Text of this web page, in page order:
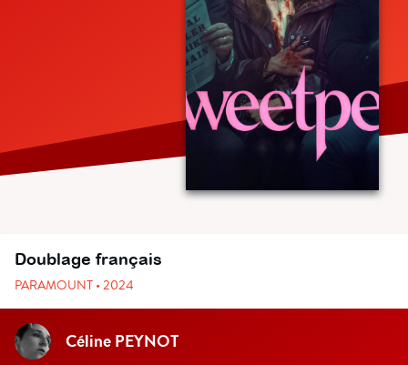
Doublage français
PARAMOUNT • 2024
Céline PEYNOT